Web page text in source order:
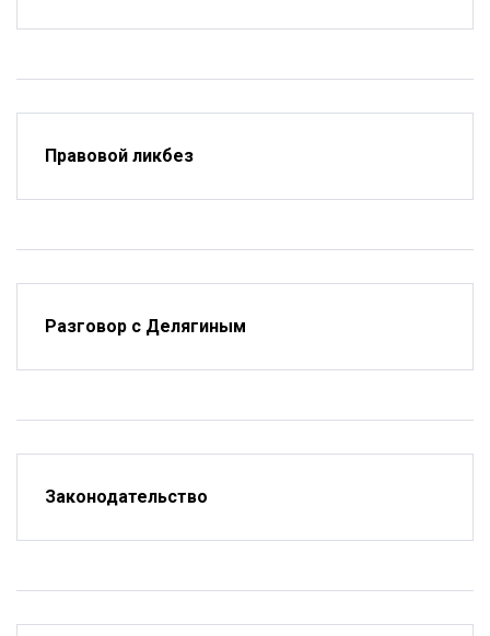
Правовой ликбез
Разговор с Делягиным
Законодательство